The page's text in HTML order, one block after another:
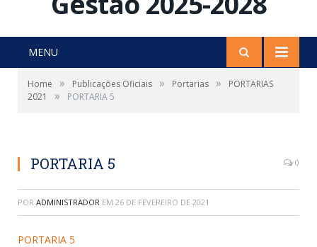
MENU
Home » Publicações Oficiais » Portarias »
PORTARIAS
2021
» PORTARIA 5
PORTARIA 5 0
POR ADMINISTRADOR EM 26 DE FEVEREIRO DE 2021
PORTARIA 5